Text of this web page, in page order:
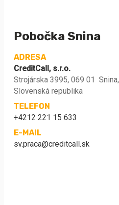
Pobočka Snina
ADRESA
CreditCall, s.r.o.
Strojárska 3995, 069 01 Snina,
Slovenská republika
TELEFON
+4212 221 15 633
E-MAIL
sv.praca@creditcall.sk